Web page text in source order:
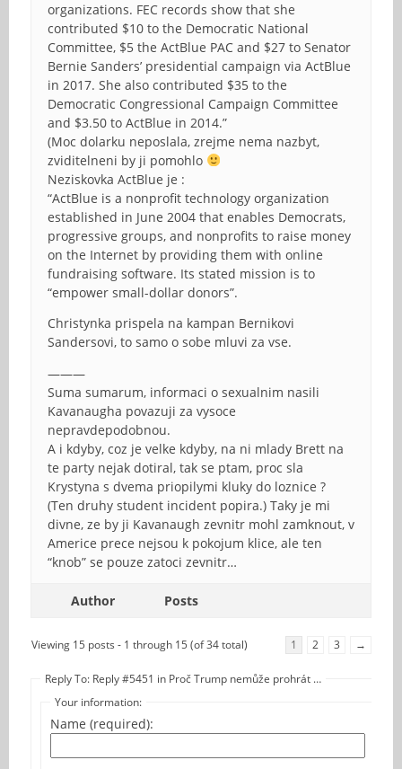
organizations. FEC records show that she
contributed $10 to the Democratic National
Committee, $5 the ActBlue PAC and $27 to Senator
Bernie Sanders’ presidential campaign via ActBlue
in 2017. She also contributed $35 to the
Democratic Congressional Campaign Committee
and $3.50 to ActBlue in 2014.”
(Moc dolarku neposlala, zrejme nema nazbyt,
zviditelneni by ji pomohlo
Neziskovka ActBlue je :
“ActBlue is a nonprofit technology organization
established in June 2004 that enables Democrats,
progressive groups, and nonprofits to raise money
on the Internet by providing them with online
fundraising software. Its stated mission is to
“empower small-dollar donors”.
Christynka prispela na kampan Bernikovi
Sandersovi, to samo o sobe mluvi za vse.
———
Suma sumarum, informaci o sexualnim nasili
Kavanaugha povazuji za vysoce
nepravdepodobnou.
A i kdyby, coz je velke kdyby, na ni mlady Brett na
te party nejak dotiral, tak se ptam, proc sla
Krystyna s dvema priopilymi kluky do loznice ?
(Ten druhy student incident popira.) Taky je mi
divne, ze by ji Kavanaugh zevnitr mohl zamknout, v
Americe prece nejsou k pokojum klice, ale ten
“knob” se pouze zatoci zevnitr…
Author Posts
Viewing 15 posts - 1 through 15 (of 34 total) 1 2 3 →
Reply To: Reply #5451 in Proč Trump nemůže prohrát …
Your information:
Name (required):